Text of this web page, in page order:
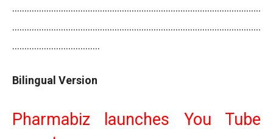
…………………………………………………………………………………………
…………………………………………………………………………………………
………………………………
Bilingual Version
Pharmabiz launches You Tube